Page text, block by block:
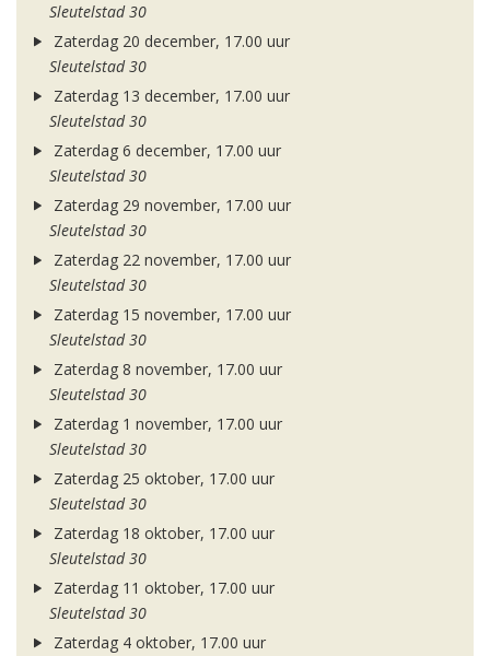
Sleutelstad 30
Zaterdag 20 december, 17.00 uur
Sleutelstad 30
Zaterdag 13 december, 17.00 uur
Sleutelstad 30
Zaterdag 6 december, 17.00 uur
Sleutelstad 30
Zaterdag 29 november, 17.00 uur
Sleutelstad 30
Zaterdag 22 november, 17.00 uur
Sleutelstad 30
Zaterdag 15 november, 17.00 uur
Sleutelstad 30
Zaterdag 8 november, 17.00 uur
Sleutelstad 30
Zaterdag 1 november, 17.00 uur
Sleutelstad 30
Zaterdag 25 oktober, 17.00 uur
Sleutelstad 30
Zaterdag 18 oktober, 17.00 uur
Sleutelstad 30
Zaterdag 11 oktober, 17.00 uur
Sleutelstad 30
Zaterdag 4 oktober, 17.00 uur